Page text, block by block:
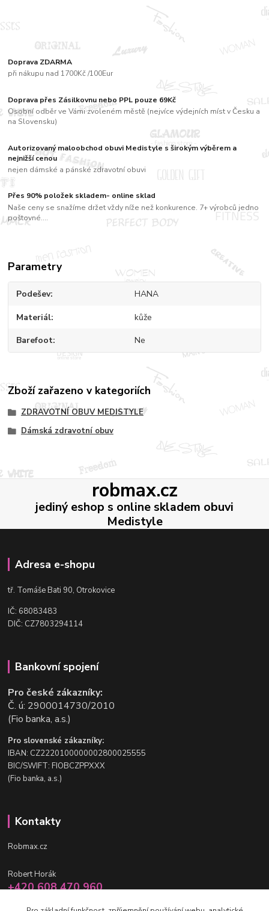
Doprava ZDARMA
při nákupu nad 1700Kč /100Eur
Doprava přes Zásilkovnu nebo PPL pouze 69Kč
Osobní odběr ve Vámi zvoleném městě (nejvíce výdejních míst v Česku a
na Slovensku)
Autorizovaný maloobchod obuvi Medistyle s širokým výběrem a
nejnižší cenou
nejen dámské a pánské zdravotní obuvi
Přes 90% položek skladem- online sklad
Naše ceny se snažíme držet vždy níže než konkurence. 7+ výrobců jedno
poštovné....
Parametry
Podešev HANA
Materiál kůže
Barefoot Ne
Zboží zařazeno v kategoriích
ZDRAVOTNÍ OBUV MEDISTYLE
Dámská zdravotní obuv
robmax.cz
jediný eshop s online skladem obuvi
Medistyle
Adresa e-shopu
tř. Tomáše Bati 90, Otrokovice
IČ: 68083483
DIČ: CZ7803294114
Bankovní spojení
Pro české zákazníky:
Č. ú: 2900014730/2010
(Fio banka, a.s.)
Pro slovenské zákazníky:
IBAN: CZ2220100000002800025555
BIC/SWIFT: FIOBCZPPXXX
(Fio banka, a.s.)
Kontakty
Robmax.cz
Robert Horák
+420 608 470 960